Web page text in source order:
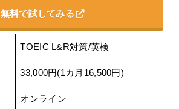
無料で試してみる
TOEIC L&R対策/英検
33,000円(1カ月16,500円)
オンライン